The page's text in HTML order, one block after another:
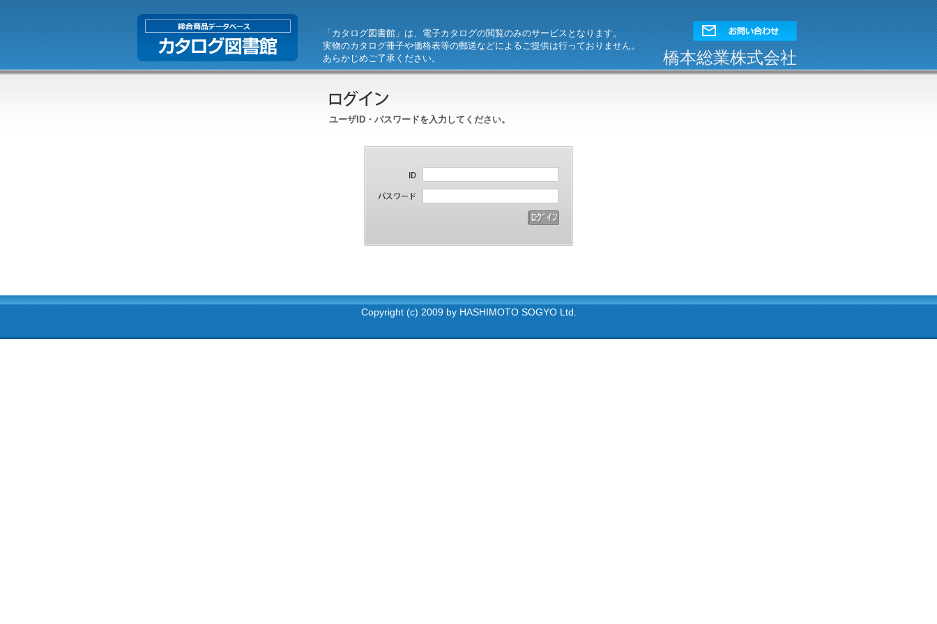
「カタログ図書館」は、電子カタログの閲覧のみのサービスとなります。
実物のカタログ冊子や価格表等の郵送などによるご提供は行っておりません。
あらかじめご了承ください。
橋本総業株式会社
ユーザID・パスワードを入力してください。
Copyright (c) 2009 by HASHIMOTO SOGYO Ltd.